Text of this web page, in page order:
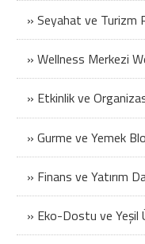
» Seyahat ve Turizm
» Wellness Merkezi
» Etkinlik ve
» Gurme ve Yemek
» Finans ve Yatırım
» Eko-Dostu ve Yeşil